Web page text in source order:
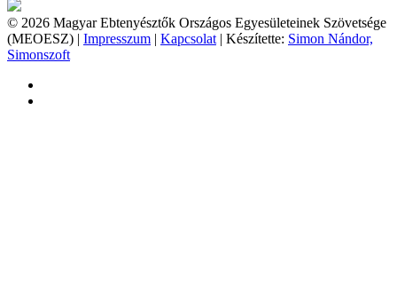
© 2026 Magyar Ebtenyésztők Országos Egyesületeinek Szövetsége
(MEOESZ) | Impresszum | Kapcsolat | Készítette: Simon Nándor,
Simonszoft